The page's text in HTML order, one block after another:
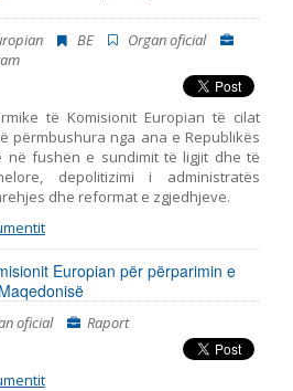
BE
Organ oficial
të Komisionit Europian të cilat
përmbushura nga ana e Republikës
në fushën e sundimit të ligjit dhe të
depolitizimi i administratës
dhe reformat e zgjedhjeve.
Europian për përparimin e
oficial Raport